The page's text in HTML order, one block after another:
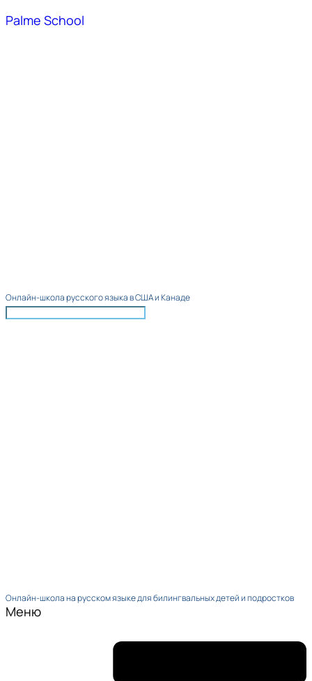
Palme School
Онлайн-школа русского языка в США и Канаде​
Онлайн-школа на русском языке для билингвальных детей и подростков
Меню